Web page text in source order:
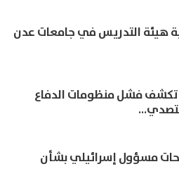
هيئة التدريس في جامعات عدن
تكشف فشل منظومات الدفاع
مسؤول إسرائيلي بشأن